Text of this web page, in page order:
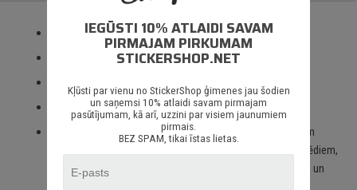
Izmantotas tikai augstas kvalitātes ORACAL līmplēves;
100% mitrumizturība;
Spēcīgs līmes slānis;
Paredzēts priekš auto stikliem, virsbūves daļām, krāsotām
virsmām, portatīvajiem/stacionārajiem datoriem, velosipēdiem,
motocikliem un motorolleriem, kā arī visām citām gludām un
IEGŪSTI 10% ATLAIDI SAVAM
PIRMAJAM PIRKUMAM
STICKERSHOP.NET
Kļūsti par vienu no StickerShop ģimenes jau šodien
un saņemsi 10% atlaidi savam pirmajam
pasūtījumam, kā arī, uzzini par visiem jaunumiem
pirmais.
BEZ SPAM, tikai īstas lietas.